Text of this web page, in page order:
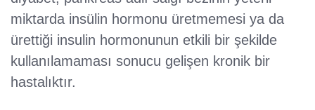
miktarda insülin hormonu üretmemesi ya da
ürettiği insulin hormonunun etkili bir şekilde
kullanılamaması sonucu gelişen kronik bir
hastalıktır.